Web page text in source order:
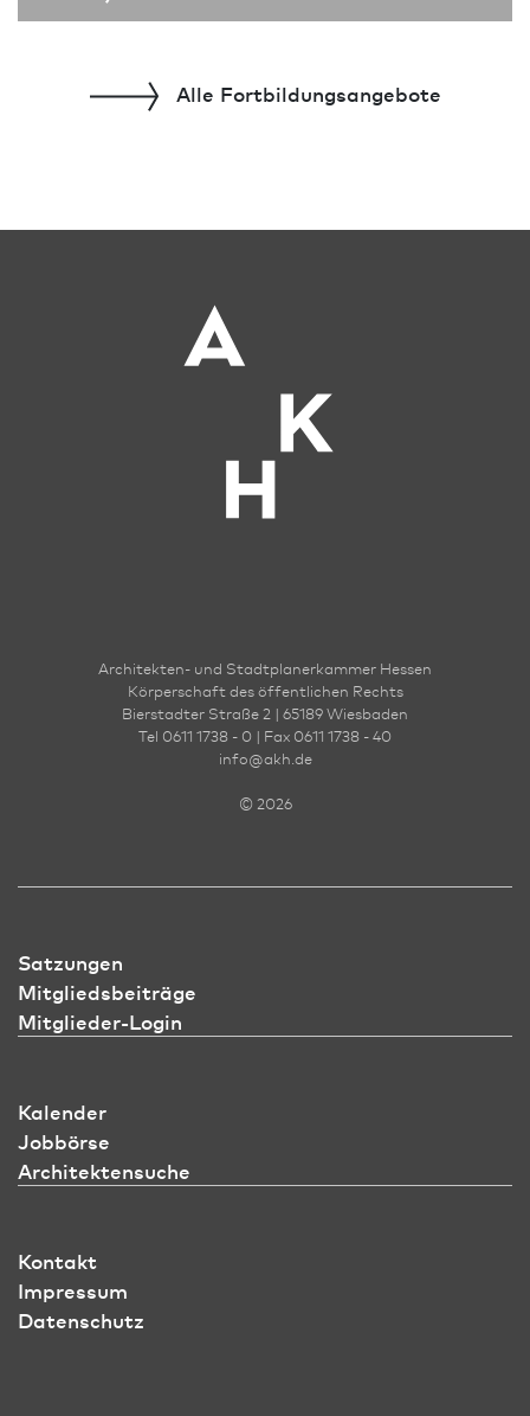
Alle Fort­bildungs­angebote
Architekten- und Stadt­planer­kammer Hessen
Körperschaft des öffentlichen Rechts
Bierstadter Straße 2 | 65189 Wies­ba­den
Tel 0611 1738 - 0 | Fax 0611 1738 - 40
info@akh.de
© 2026
Satzungen
Mitgliedsbeiträge
Mitglieder-Login
Kalender
Jobbörse
Architektensuche
Kontakt
Impressum
Datenschutz